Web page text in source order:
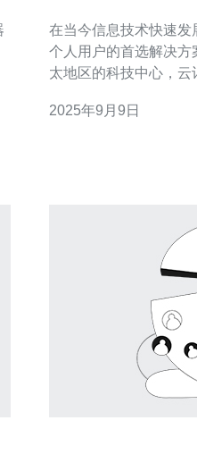
在当今信息技术快速发
个人用户的首选解决方
太地区的科技中心，
加坡租用云服务器时需
2025年9月9日